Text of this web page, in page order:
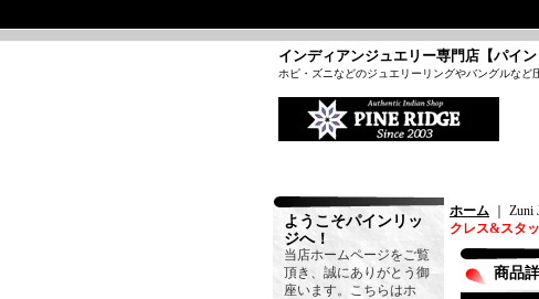
インディアンジュエリー専門店【パイン
ホピ・ズニなどのジュエリーリングやバングルなど
ようこそパインリッ
ジへ！
当店ホームページをご覧
頂き、誠にありがとう御
座います。こちらはホ
ホーム ｜ Zuni
クレス&スタ
商品